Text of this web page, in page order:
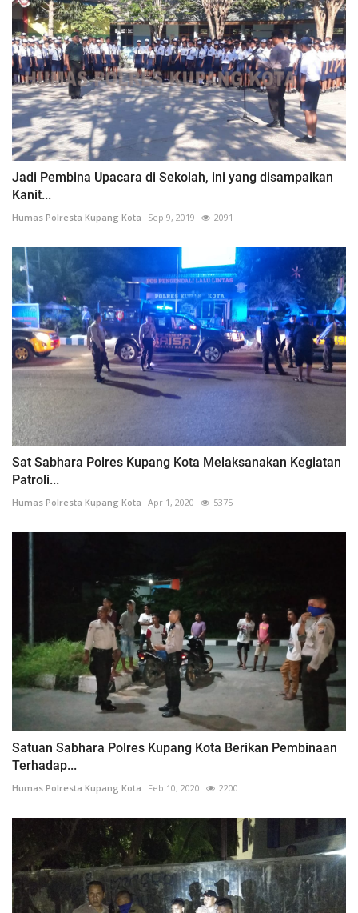
Jadi Pembina Upacara di Sekolah, ini yang disampaikan
Kanit...
Humas Polresta Kupang Kota Sep 9, 2019 2091
Sat Sabhara Polres Kupang Kota Melaksanakan Kegiatan
Patroli...
Humas Polresta Kupang Kota Apr 1, 2020 5375
Satuan Sabhara Polres Kupang Kota Berikan Pembinaan
Terhadap...
Humas Polresta Kupang Kota Feb 10, 2020 2200